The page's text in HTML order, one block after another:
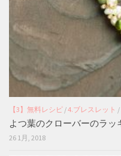
【3】無料レシピ /4.ブレスレット /
よつ葉のクローバーのラ
26 1月, 2018